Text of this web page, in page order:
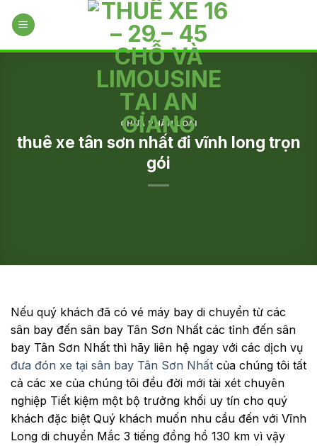
CHƯA PHÂN LOẠI
thuê xe tân sơn nhất đi vĩnh long trọn
gói
Nếu quý khách đã có vé máy bay di chuyển từ các
sân bay đến sân bay Tân Sơn Nhất các tỉnh đến sân
bay Tân Sơn Nhất thì hãy liên hệ ngay với các dịch vụ
đưa đón xe tại sân bay Tân Sơn Nhất của chúng tôi tất
cả các xe của chúng tôi đều đời mới tài xét chuyên
nghiệp Tiết kiệm một bộ trưởng khối uy tín cho quý
khách đặc biệt Quý khách muốn nhu cầu đến với Vĩnh
Long di chuyển Mắc 3 tiếng đồng hồ 130 km vì vậy